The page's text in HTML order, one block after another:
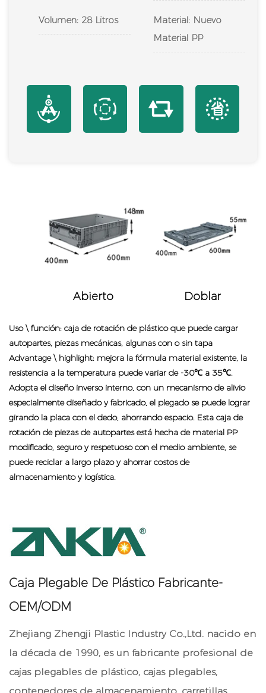
Volumen: 28 Litros
Material: Nuevo
Material PP
Abierto Doblar
Uso \ función: caja de rotación de plástico que puede cargar
autopartes, piezas mecánicas, algunas con o sin tapa
Advantage \ highlight: mejora la fórmula material existente, la
resistencia a la temperatura puede variar de -30℃ a 35℃.
Adopta el diseño inverso interno, con un mecanismo de alivio
especialmente diseñado y fabricado, el plegado se puede lograr
girando la placa con el dedo, ahorrando espacio. Esta caja de
rotación de piezas de autopartes está hecha de material PP
modificado, seguro y respetuoso con el medio ambiente, se
puede reciclar a largo plazo y ahorrar costos de
almacenamiento y logística.
Caja Plegable De Plástico Fabricante-
OEM/ODM
Zhejiang Zhengji Plastic Industry Co.,Ltd. nacido en
la década de 1990, es un fabricante profesional de
cajas plegables de plástico, cajas plegables,